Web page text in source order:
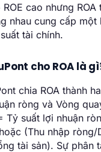
cao nhưng ROA
nhau cung cấp một
tài chính.
cho ROA là
chia ROA thành
ròng và Vòng
Tỷ suất lợi nhuận
(Thu nhập ròng/
tài sản). Sự phân